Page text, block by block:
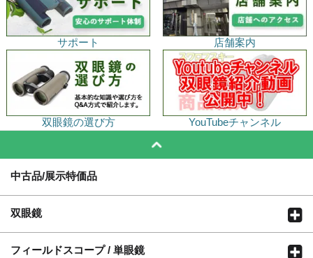
サポート 店舗案内
双眼鏡の選び方 YouTubeチャンネル
中古品/展示特価品
双眼鏡
フィールドスコープ / 単眼鏡